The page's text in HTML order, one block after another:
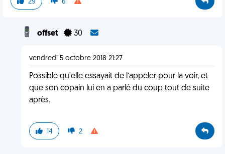
29 6
offset 30
vendredi 5 octobre 2018 21:27
Possible qu'elle essayait de l’appeler pour la voir, et
que son copain lui en a parlé du coup tout de suite
après.
14 2